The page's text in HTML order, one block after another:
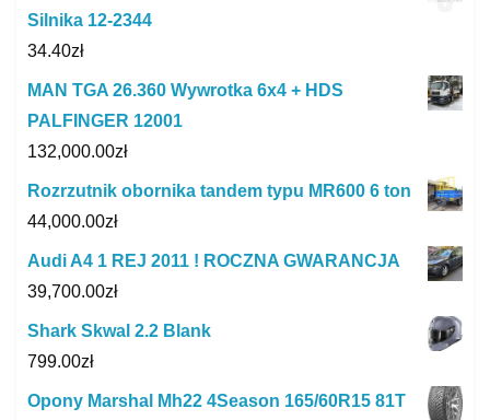
Silnika 12-2344
34.40zł
MAN TGA 26.360 Wywrotka 6x4 + HDS
PALFINGER 12001
132,000.00zł
Rozrzutnik obornika tandem typu MR600 6 ton
44,000.00zł
Audi A4 1 REJ 2011 ! ROCZNA GWARANCJA
39,700.00zł
Shark Skwal 2.2 Blank
799.00zł
Opony Marshal Mh22 4Season 165/60R15 81T